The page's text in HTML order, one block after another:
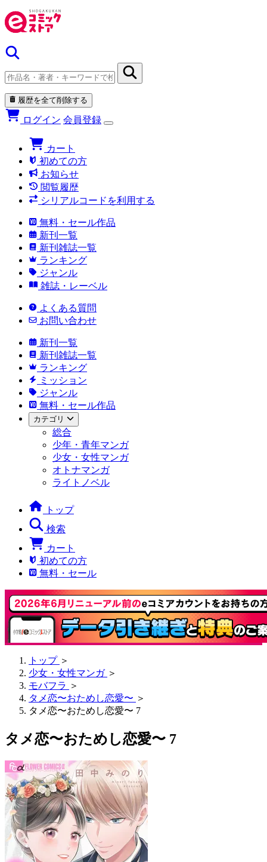
履歴を全て削除する
ログイン 会員登録
カート
初めての方
お知らせ
閲覧履歴
シリアルコードを利用する
無料・セール作品
新刊一覧
新刊雑誌一覧
ランキング
ジャンル
雑誌・レーベル
よくある質問
お問い合わせ
新刊一覧
新刊雑誌一覧
ランキング
ミッション
ジャンル
無料・セール作品
カテゴリ
総合
少年・青年マンガ
少女・女性マンガ
オトナマンガ
ライトノベル
トップ
検索
カート
初めての方
無料・セール
トップ ＞
少女・女性マンガ ＞
モバフラ ＞
タメ恋〜おためし恋愛〜 ＞
タメ恋〜おためし恋愛〜 7
タメ恋〜おためし恋愛〜 7